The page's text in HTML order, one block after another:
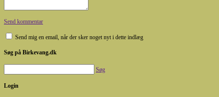
Send kommentar
Send mig en email, når der sker noget nyt i dette indlæg
Søg på Birkevang.dk
Søg
Login